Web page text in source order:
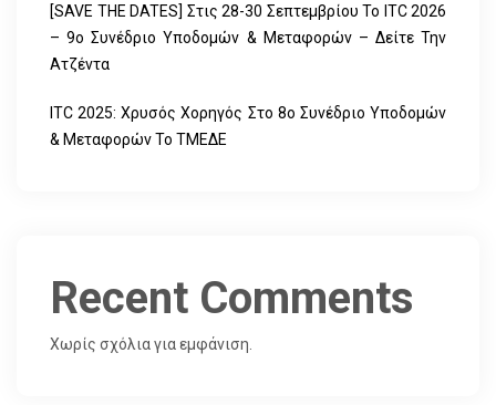
[SAVE THE DATES] Στις 28-30 Σεπτεμβρίου Το ITC 2026
– 9ο Συνέδριο Υποδομών & Μεταφορών – Δείτε Την
Ατζέντα
ITC 2025: Χρυσός Χορηγός Στο 8ο Συνέδριο Υποδομών
& Μεταφορών Το ΤΜΕΔΕ
Recent Comments
Χωρίς σχόλια για εμφάνιση.